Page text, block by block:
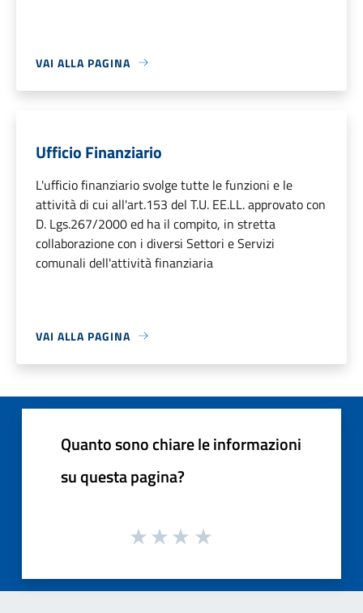
VAI ALLA PAGINA
Ufficio Finanziario
L'ufficio finanziario svolge tutte le funzioni e le
attività di cui all'art.153 del T.U. EE.LL. approvato con
D. Lgs.267/2000 ed ha il compito, in stretta
collaborazione con i diversi Settori e Servizi
comunali dell'attività finanziaria
VAI ALLA PAGINA
Quanto sono chiare le informazioni
su questa pagina?